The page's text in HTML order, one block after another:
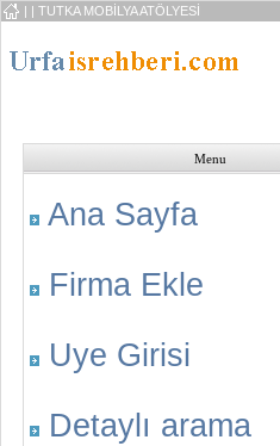
| | TUTKA MOBİLYA ATÖLYESİ
Menu
Ana Sayfa
Firma Ekle
Uye Girisi
Detaylı arama